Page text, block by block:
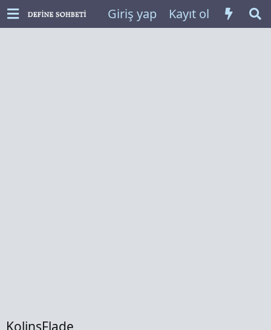
Giriş yap Kayıt ol
KolinsFlade